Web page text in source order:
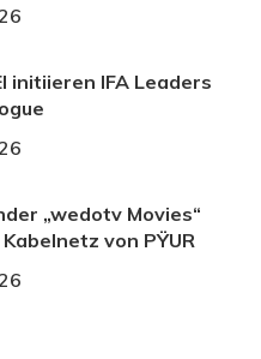
initiieren IFA Leaders
„wedotv Movies“
von PŸUR